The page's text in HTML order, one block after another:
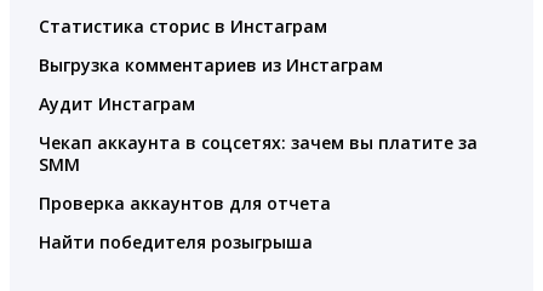
Статистика сторис в Инстаграм
Выгрузка комментариев из Инстаграм
Аудит Инстаграм
Чекап аккаунта в соцсетях: зачем вы платите за
SMM
Проверка аккаунтов для отчета
Найти победителя розыгрыша